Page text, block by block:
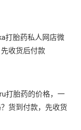
打胎药私人网店微
收货后付款
打胎药的价格，一
货到付款，先收货